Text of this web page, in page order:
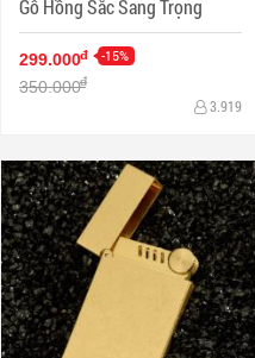
Gỗ Hồng Sắc Sang Trọng
299.000đ -15%
350.000đ
3.919